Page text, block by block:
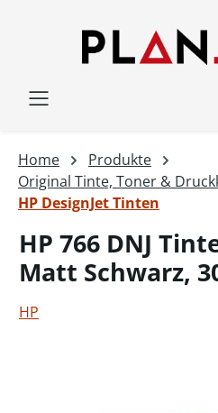
Home
Produkte
Original Tinte, Toner &
HP DesignJet Tinten
HP 766 DNJ
Matt Schwarz,
HP